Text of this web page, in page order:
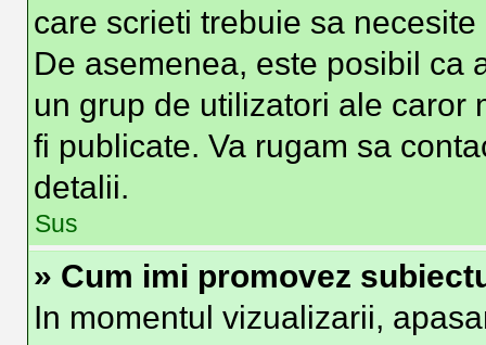
care scrieti trebuie sa
De asemenea, este posibil ca
un grup de utilizatori ale caror
fi publicate. Va rugam sa
detalii.
Sus
» Cum imi promovez
In momentul vizualizarii,